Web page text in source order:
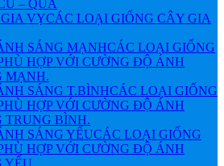
– QUẢ
VỴCÁC LOẠI GIỐNG CÂY GIA
SÁNG MẠNHCÁC LOẠI GIỐNG
HỢP VỚI CƯỜNG ĐỘ ÁNH
MẠNH.
SÁNG T.BÌNHCÁC LOẠI GIỐNG
HỢP VỚI CƯỜNG ĐỘ ÁNH
TRUNG BÌNH.
SÁNG YẾUCÁC LOẠI GIỐNG
HỢP VỚI CƯỜNG ĐỘ ÁNH
YẾU.